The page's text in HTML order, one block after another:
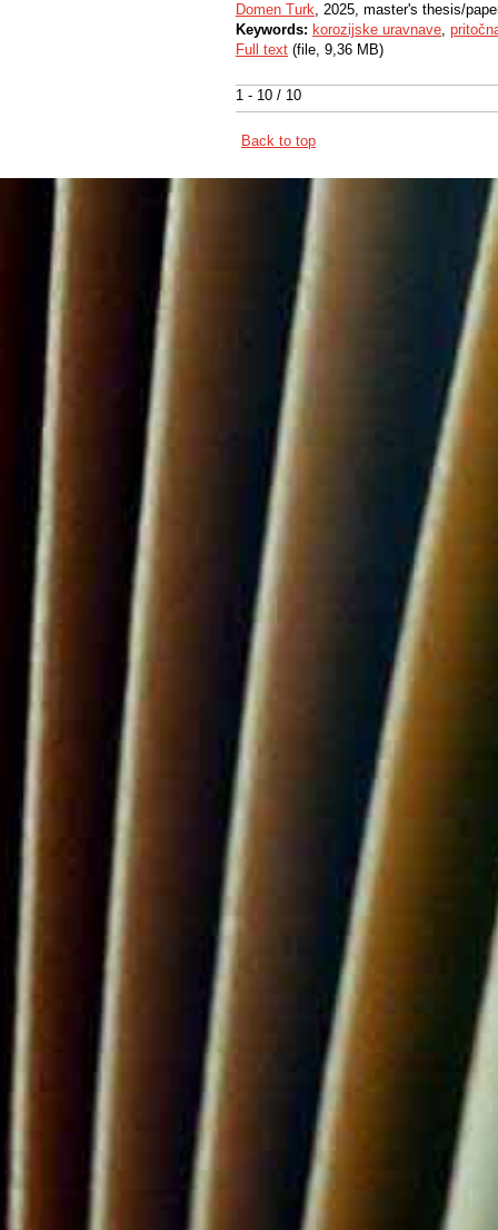
1 - 10 / 10
Domen Turk, 2025, master's thesis/
Keywords: korozijske uravnave,
Full text (file, 9,36 MB)
Back to top